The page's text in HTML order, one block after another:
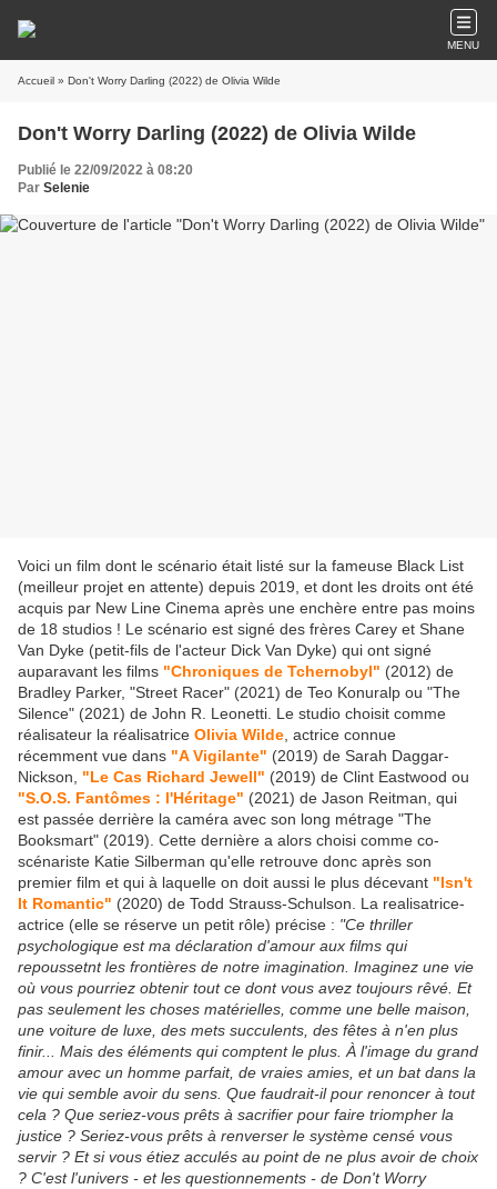
MENU
Accueil » Don't Worry Darling (2022) de Olivia Wilde
Don't Worry Darling (2022) de Olivia Wilde
Publié le 22/09/2022 à 08:20
Par Selenie
Voici un film dont le scénario était listé sur la fameuse Black List
(meilleur projet en attente) depuis 2019, et dont les droits ont été
acquis par New Line Cinema après une enchère entre pas moins
de 18 studios ! Le scénario est signé des frères Carey et Shane
Van Dyke (petit-fils de l'acteur Dick Van Dyke) qui ont signé
auparavant les films "Chroniques de Tchernobyl" (2012) de
Bradley Parker, "Street Racer" (2021) de Teo Konuralp ou "The
Silence" (2021) de John R. Leonetti. Le studio choisit comme
réalisateur la réalisatrice Olivia Wilde , actrice connue
récemment vue dans "A Vigilante" (2019) de Sarah Daggar-
Nickson, "Le Cas Richard Jewell" (2019) de Clint Eastwood ou
"S.O.S. Fantômes : l'Héritage" (2021) de Jason Reitman, qui
est passée derrière la caméra avec son long métrage "The
Booksmart" (2019). Cette dernière a alors choisi comme co-
scénariste Katie Silberman qu'elle retrouve donc après son
premier film et qui à laquelle on doit aussi le plus décevant "Isn't
It Romantic" (2020) de Todd Strauss-Schulson. La realisatrice-
actrice (elle se réserve un petit rôle) précise : "Ce thriller
psychologique est ma déclaration d'amour aux films qui
repoussetnt les frontières de notre imagination. Imaginez une vie
où vous pourriez obtenir tout ce dont vous avez toujours rêvé. Et
pas seulement les choses matérielles, comme une belle maison,
une voiture de luxe, des mets succulents, des fêtes à n'en plus
finir... Mais des éléments qui comptent le plus. À l'image du grand
amour avec un homme parfait, de vraies amies, et un bat dans la
vie qui semble avoir du sens. Que faudrait-il pour renoncer à tout
cela ? Que seriez-vous prêts à sacrifier pour faire triompher la
justice ? Seriez-vous prêts à renverser le système censé vous
servir ? Et si vous étiez acculés au point de ne plus avoir de choix
? C'est l'univers - et les questionnements - de Don't Worry